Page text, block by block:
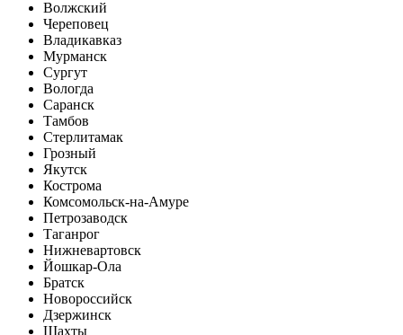
Волжский
Череповец
Владикавказ
Мурманск
Сургут
Вологда
Саранск
Тамбов
Стерлитамак
Грозный
Якутск
Кострома
Комсомольск-на-Амуре
Петрозаводск
Таганрог
Нижневартовск
Йошкар-Ола
Братск
Новороссийск
Дзержинск
Шахты